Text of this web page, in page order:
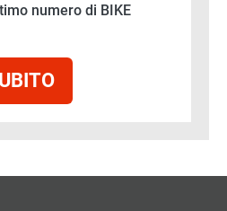
numero di BIKE